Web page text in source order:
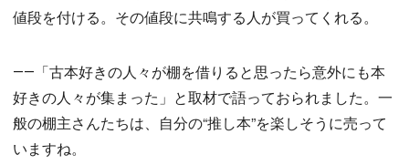
値段を付ける。その値段に共鳴する人が買ってくれる。
――「古本好きの人々が棚を借りると思ったら意外にも本
好きの人々が集まった」と取材で語っておられました。一
般の棚主さんたちは、自分の“推し本”を楽しそうに売って
いますね。